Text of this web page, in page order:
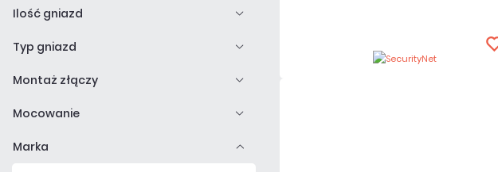
Ilość gniazd
Typ gniazd
Montaż złączy
Mocowanie
Marka